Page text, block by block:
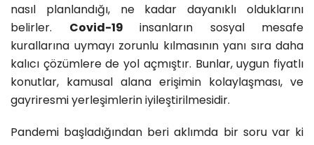
nasıl planlandığı, ne kadar dayanıklı olduklarını
belirler. Covid-19 insanların sosyal mesafe
kurallarına uymayı zorunlu kılmasının yanı sıra daha
kalıcı çözümlere de yol açmıştır. Bunlar, uygun fiyatlı
konutlar, kamusal alana erişimin kolaylaşması, ve
gayriresmi yerleşimlerin iyileştirilmesidir.
Pandemi başladığından beri aklımda bir soru var ki